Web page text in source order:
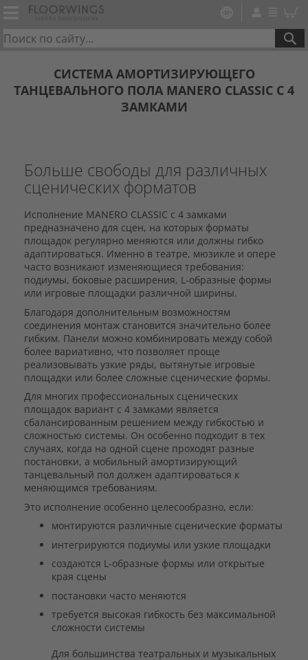
СИСТЕМА АМОРТИЗИРУЮЩЕГО
ТАНЦЕВАЛЬНОГО ПОЛА MANERO CLASSIC С 4
ЗАМКАМИ
Больше свободы для различных
сценических форматов
Исполнение MANERO CLASSIC с 4 замками
предназначено для сцен, на которых форматы
площадок регулярно меняются или должны гибко
адаптироваться. Именно в театре, мюзикле и опере
часто возникают изменяющиеся требования:
подиумы, боковые расширения, L-образные формы
или игровые площадки различной ширины.
Благодаря дополнительным возможностям
соединения монтаж становится значительно более
гибким. Панели можно комбинировать между собой
более вариативно, что позволяет проще
реализовывать узкие ряды, вытянутые игровые
площадки или более сложные сценические формы.
Для многих профессиональных сценических
площадок вариант с 4 замками является
сбалансированным решением между гибкостью и
сложностью системы. Он особенно подходит в тех
случаях, когда на одной сцене проходят разные
постановки, а мобильный амортизирующий
танцевальный пол должен адаптироваться к
меняющимся требованиям.
Это исполнение особенно целесообразно, если:
монтируются различные сценические форматы
интегрируются подиумы или узкие площадки
создаются L-образные формы или открытые
края сцены
постановки часто меняются
требуется высокая гибкость без максимальной
сложности системы
Для большинства театральных и музыкальных